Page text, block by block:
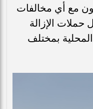
مع أي مخالفات
حملات الإزالة
بمختلف